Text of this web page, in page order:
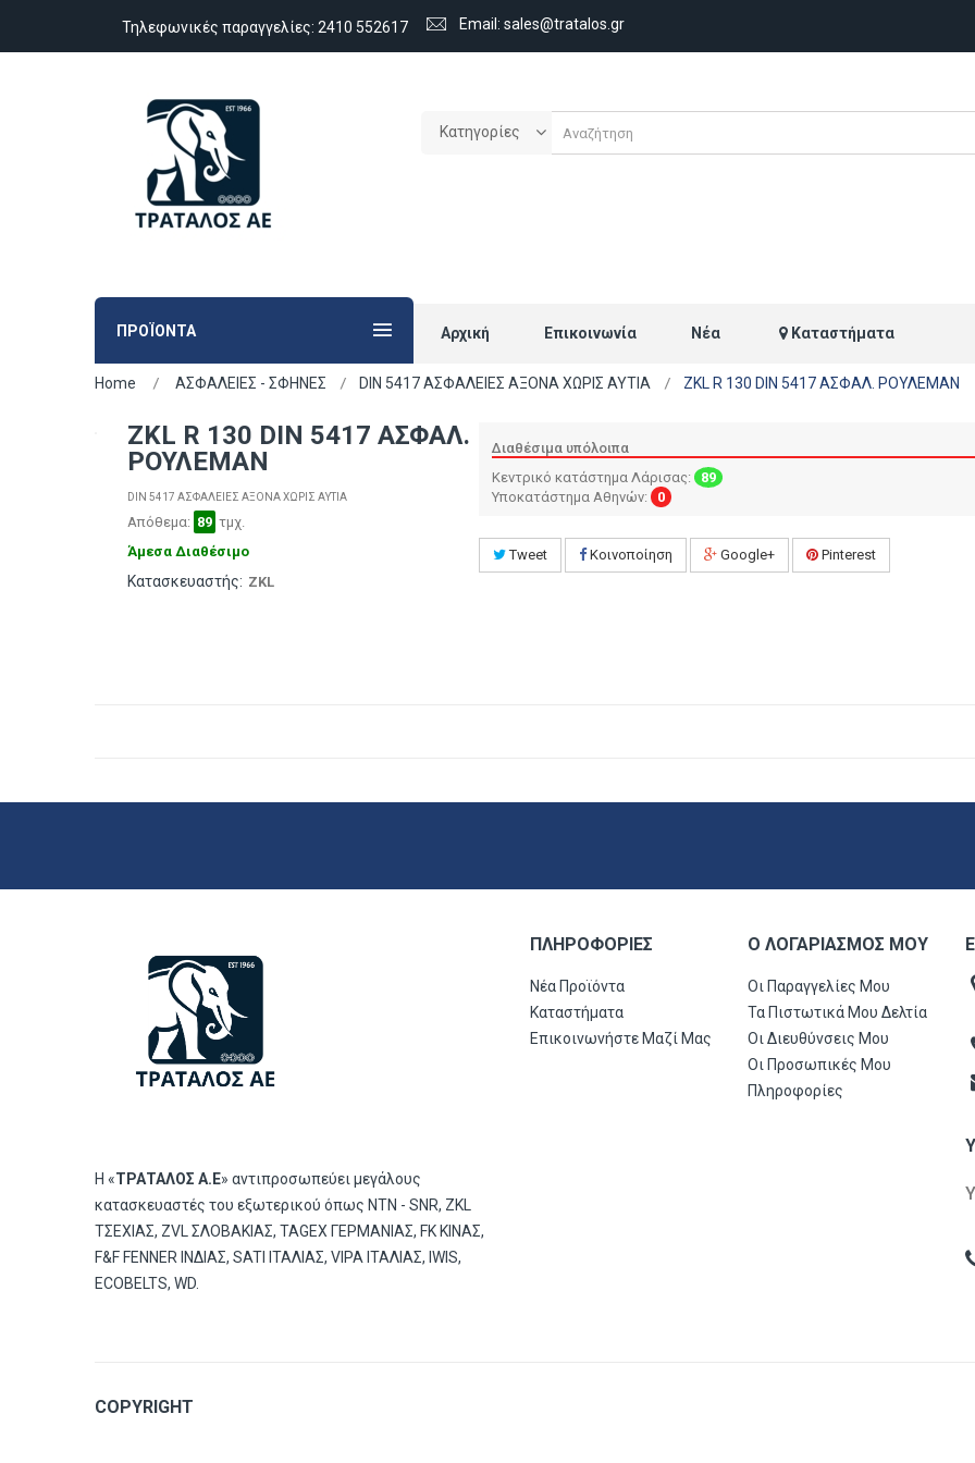
Τηλεφωνικές παραγγελίες: 2410 552617 Email: sales@tratalos.gr
Κατηγορίες
ΠΡΟΪΟΝΤΑ Αρχική Επικοινωνία Νέα Καταστήματα
Home ΑΣΦΑΛΕΙΕΣ - ΣΦΗΝΕΣ DIN 5417 ΑΣΦΑΛΕΙΕΣ ΑΞΟΝΑ ΧΩΡΙΣ ΑΥΤΙΑ ZKL R 130 DIN 5417 ΑΣΦΑΛ. ΡΟΥΛΕΜΑΝ
ZKL R 130 DIN 5417 ΑΣΦΑΛ.
ΡΟΥΛΕΜΑΝ
DIN 5417 ΑΣΦΑΛΕΙΕΣ ΑΞΟΝΑ ΧΩΡΙΣ ΑΥΤΙΑ
Απόθεμα: 89 τμχ.
Άμεσα Διαθέσιμο
Κατασκευαστής: ZKL
Διαθέσιμα υπόλοιπα
Κεντρικό κατάστημα Λάρισας: 89
Υποκατάστημα Αθηνών: 0
Tweet Κοινοποίηση Google+ Pinterest
Η «ΤΡΑΤΑΛΟΣ Α.Ε» αντιπροσωπεύει μεγάλους
κατασκευαστές του εξωτερικού όπως ΝΤΝ - SNR, ZKL
ΤΣΕΧΙΑΣ, ZVL ΣΛΟΒΑΚΙΑΣ, TAGEX ΓΕΡΜΑΝΙΑΣ, FK ΚΙΝΑΣ,
F&F FENNER ΙΝΔΙΑΣ, SATI ΙΤΑΛΙΑΣ, VIPA ΙΤΑΛΙΑΣ, IWIS,
ECOBELTS, WD.
ΠΛΗΡΟΦΟΡΊΕΣ
Νέα Προϊόντα
Καταστήματα
Επικοινωνήστε Μαζί Μας
Ο ΛΟΓΑΡΙΑΣΜΌΣ ΜΟΥ
Οι Παραγγελίες Μου
Τα Πιστωτικά Μου Δελτία
Οι Διευθύνσεις Μου
Οι Προσωπικές Μου
Πληροφορίες
COPYRIGHT